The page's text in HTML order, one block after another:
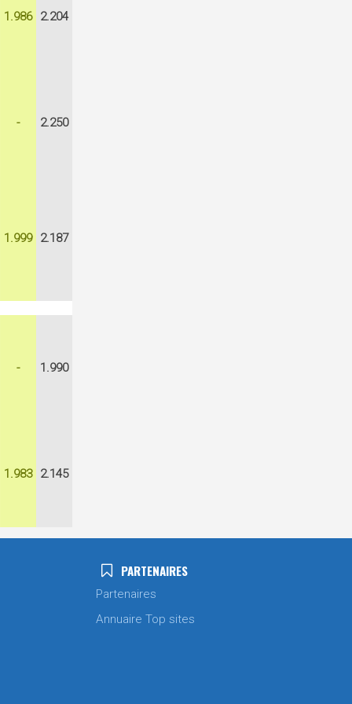
1.986 2.204
- 2.250
1.999 2.187
- 1.990
1.983 2.145
PARTENAIRES
Partenaires
Annuaire Top sites